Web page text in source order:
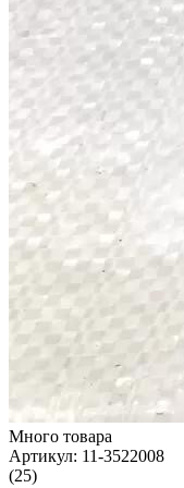
Много товара
Артикул: 11-3522008
(25)